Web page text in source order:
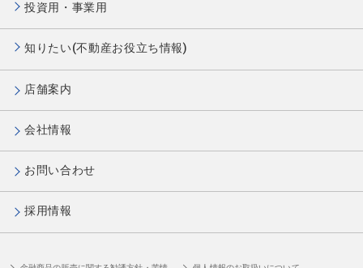
投資用・事業用
知りたい(不動産お役立ち情報)
店舗案内
会社情報
お問い合わせ
採用情報